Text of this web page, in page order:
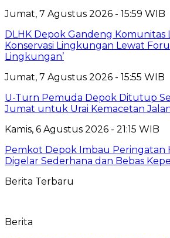
Jumat, 7 Agustus 2026 - 15:59 WIB
DLHK Depok Gandeng Komunitas
Konservasi Lingkungan Lewat
Lingkungan’
Jumat, 7 Agustus 2026 - 15:55 WIB
U-Turn Pemuda Depok Ditutup
Jumat untuk Urai Kemacetan
Kamis, 6 Agustus 2026 - 21:15 WIB
Pemkot Depok Imbau Peringatan
Digelar Sederhana dan Bebas
Berita Terbaru
Berita